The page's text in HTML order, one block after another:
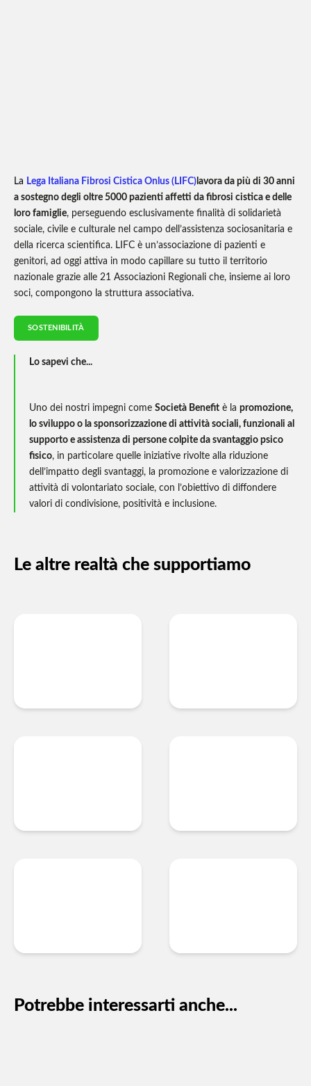
La Lega Italiana Fibrosi Cistica Onlus (LIFC) lavora da più di 30 anni
a sostegno degli oltre 5000 pazienti affetti da fibrosi cistica e delle
loro famiglie, perseguendo esclusivamente finalità di solidarietà
sociale, civile e culturale nel campo dell’assistenza sociosanitaria e
della ricerca scientifica. LIFC è un’associazione di pazienti e
genitori, ad oggi attiva in modo capillare su tutto il territorio
nazionale grazie alle 21 Associazioni Regionali che, insieme ai loro
soci, compongono la struttura associativa.
SOSTENIBILITÀ
Lo sapevi che...
Uno dei nostri impegni come Società Benefit è la promozione,
lo sviluppo o la sponsorizzazione di attività sociali, funzionali al
supporto e assistenza di persone colpite da svantaggio psico
fisico, in particolare quelle iniziative rivolte alla riduzione
dell’impatto degli svantaggi, la promozione e valorizzazione di
attività di volontariato sociale, con l’obiettivo di diffondere
valori di condivisione, positività e inclusione.
Le altre realtà che supportiamo
Potrebbe interessarti anche...